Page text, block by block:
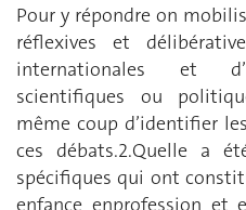
Pour y répondre on
réflexives et
internationales et
scientifiques ou
même coup d’identifier
ces débats.2.Quelle a
spécifiques qui ont
enfance enprofession et